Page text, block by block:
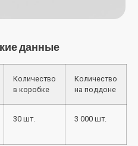
данные
Количество
в коробке
Количество
на поддоне
30 шт. 3 000 шт.